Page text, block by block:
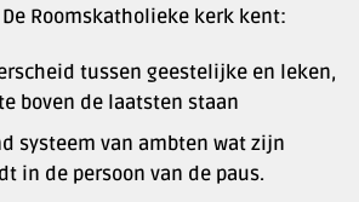
Roomskatholieke kerk kent:
tussen geestelijke en leken,
boven de laatsten staan
systeem van ambten wat zijn
in de persoon van de paus.